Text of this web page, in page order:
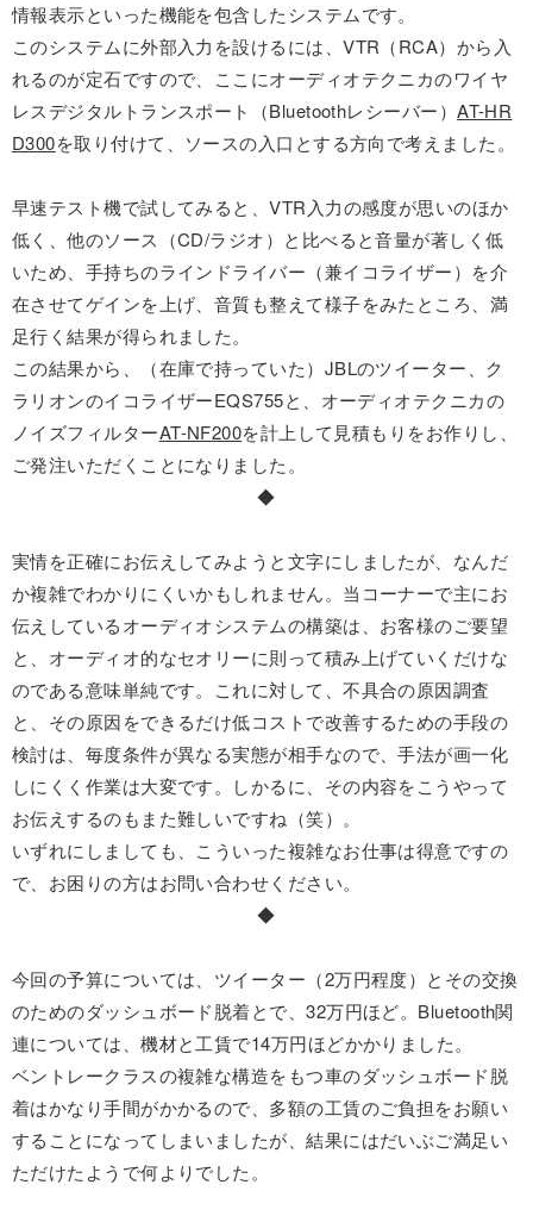
情報表示といった機能を包含したシステムです。
このシステムに外部入力を設けるには、VTR（RCA）から入
れるのが定石ですので、ここにオーディオテクニカのワイヤ
レスデジタルトランスポート（Bluetoothレシーバー）AT-HR
D300を取り付けて、ソースの入口とする方向で考えました。
早速テスト機で試してみると、VTR入力の感度が思いのほか
低く、他のソース（CD/ラジオ）と比べると音量が著しく低
いため、手持ちのラインドライバー（兼イコライザー）を介
在させてゲインを上げ、音質も整えて様子をみたところ、満
足行く結果が得られました。
この結果から、（在庫で持っていた）JBLのツイーター、ク
ラリオンのイコライザーEQS755と、オーディオテクニカの
ノイズフィルターAT-NF200を計上して見積もりをお作りし、
ご発注いただくことになりました。
◆
実情を正確にお伝えしてみようと文字にしましたが、なんだ
か複雑でわかりにくいかもしれません。当コーナーで主にお
伝えしているオーディオシステムの構築は、お客様のご要望
と、オーディオ的なセオリーに則って積み上げていくだけな
のである意味単純です。これに対して、不具合の原因調査
と、その原因をできるだけ低コストで改善するための手段の
検討は、毎度条件が異なる実態が相手なので、手法が画一化
しにくく作業は大変です。しかるに、その内容をこうやって
お伝えするのもまた難しいですね（笑）。
いずれにしましても、こういった複雑なお仕事は得意ですの
で、お困りの方はお問い合わせください。
◆
今回の予算については、ツイーター（2万円程度）とその交換
のためのダッシュボード脱着とで、32万円ほど。Bluetooth関
連については、機材と工賃で14万円ほどかかりました。
ベントレークラスの複雑な構造をもつ車のダッシュボード脱
着はかなり手間がかかるので、多額の工賃のご負担をお願い
することになってしまいましたが、結果にはだいぶご満足い
ただけたようで何よりでした。